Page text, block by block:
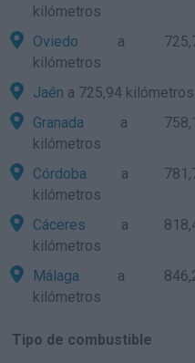
kilómetros
Oviedo a
kilómetros
Jaén a 725,94 kilómetros
Granada a
kilómetros
Córdoba a
kilómetros
Cáceres a
kilómetros
Málaga a
kilómetros
Tipo de combustible